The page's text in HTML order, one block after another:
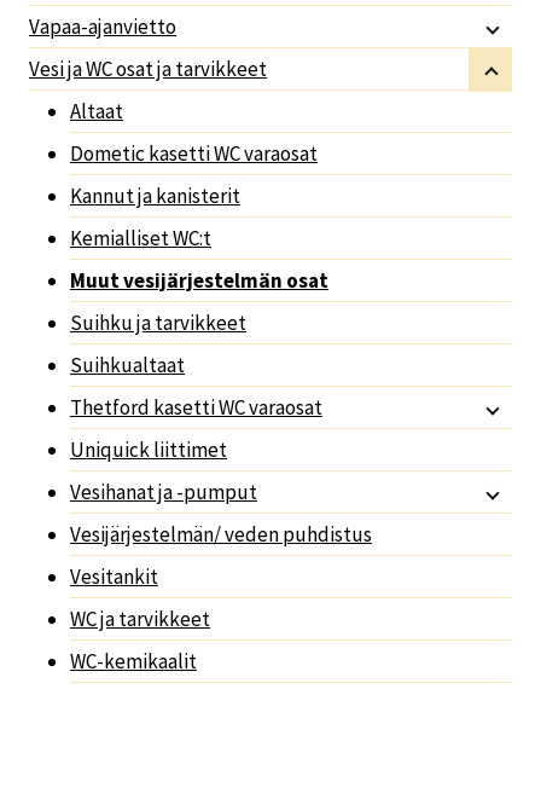
Vapaa-ajanvietto
Vesi ja WC osat ja tarvikkeet
Altaat
Dometic kasetti WC varaosat
Kannut ja kanisterit
Kemialliset WC:t
Muut vesijärjestelmän osat
Suihku ja tarvikkeet
Suihkualtaat
Thetford kasetti WC varaosat
Uniquick liittimet
Vesihanat ja -pumput
Vesijärjestelmän/ veden puhdistus
Vesitankit
WC ja tarvikkeet
WC-kemikaalit